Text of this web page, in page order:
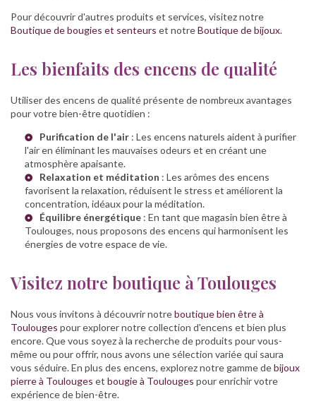
Pour découvrir d'autres produits et services, visitez notre
Boutique de bougies et senteurs et notreBoutique de bijoux.
Les bienfaits des encens de qualité
Utiliser des encens de qualité présente de nombreux avantages
pour votre bien-être quotidien :
Purification de l'air : Les encens naturels aident à purifier
l'air en éliminant les mauvaises odeurs et en créant une
atmosphère apaisante.
Relaxation et méditation : Les arômes des encens
favorisent la relaxation, réduisent le stress et améliorent la
concentration, idéaux pour la méditation.
Équilibre énergétique : En tant quemagasin bien être à
Toulouges, nous proposons des encens qui harmonisent les
énergies de votre espace de vie.
Visitez notre boutique à Toulouges
Nous vous invitons à découvrir notreboutique bien être à
Toulouges pour explorer notre collection d'encens et bien plus
encore. Que vous soyez à la recherche de produits pour vous-
même ou pour offrir, nous avons une sélection variée qui saura
vous séduire. En plus des encens, explorez notre gamme debijoux
pierre à Toulouges et bougie à Toulouges pour enrichir votre
expérience de bien-être.